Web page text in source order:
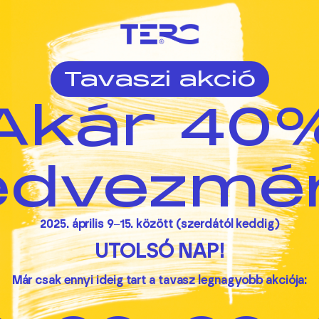
Tavaszi akció
2025. április 9–15. között (szerdától keddig)
UTOLSÓ NAP!
Már csak ennyi ideig tart a tavasz legnagyobb akciója: